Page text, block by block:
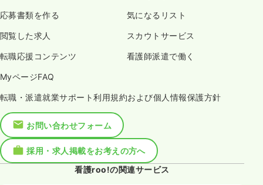
応募書類を作る 気になるリスト
閲覧した求人 スカウトサービス
転職応援コンテンツ 看護師派遣で働く
MyページFAQ
転職・派遣就業サポート利用規約および個人情報保護方針
お問い合わせフォーム
採用・求人掲載をお考えの方へ
看護roo!の関連サービス